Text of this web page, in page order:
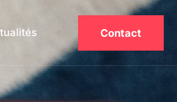
Contact